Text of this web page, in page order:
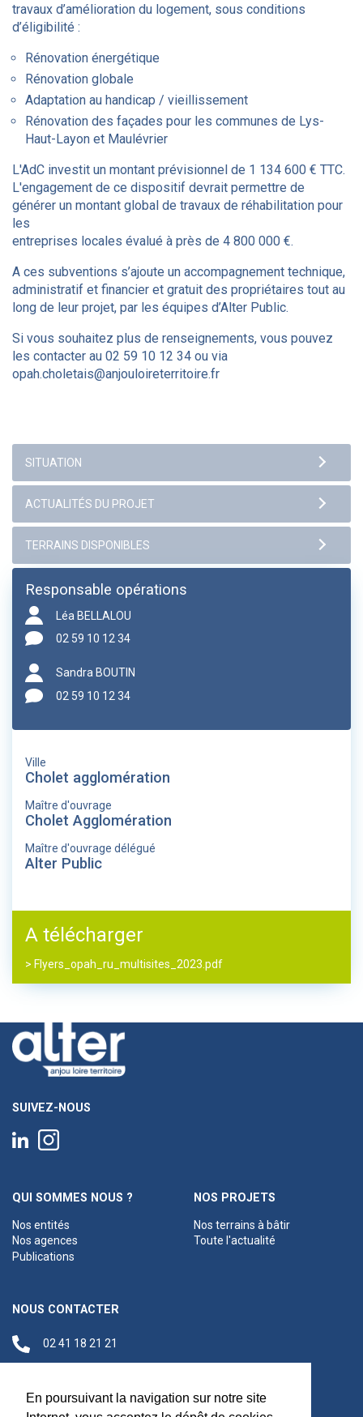
En poursuivant la navigation sur notre site
travaux d’amélioration du logement, sous conditions
d’éligibilité :
Rénovation énergétique
Rénovation globale
Adaptation au handicap / vieillissement
Rénovation des façades pour les communes de Lys-
Haut-Layon et Maulévrier
L'AdC investit un montant prévisionnel de 1 134 600 € TTC.
L'engagement de ce dispositif devrait permettre de
générer un montant global de travaux de réhabilitation pour
les
entreprises locales évalué à près de 4 800 000 €.
A ces subventions s’ajoute un accompagnement technique,
administratif et financier et gratuit des propriétaires tout au
long de leur projet, par les équipes d’Alter Public.
Si vous souhaitez plus de renseignements, vous pouvez
les contacter au 02 59 10 12 34 ou via
opah.choletais@anjouloireterritoire.fr
Responsable opérations
Léa BELLALOU
02 59 10 12 34
Sandra BOUTIN
02 59 10 12 34
Ville
Cholet agglomération
Maître d'ouvrage
Cholet Agglomération
Maître d'ouvrage délégué
Alter Public
A télécharger
> Flyers_opah_ru_multisites_2023.pdf
SUIVEZ-NOUS
QUI SOMMES NOUS ?
Nos entités
Nos agences
Publications
NOS PROJETS
Nos terrains à bâtir
Toute l'actualité
NOUS CONTACTER
02 41 18 21 21
Siège social
48 C Boulevard du